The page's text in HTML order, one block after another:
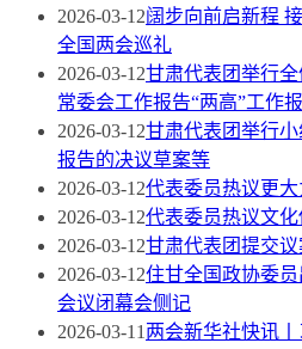
2026-03-12阔步向前启新程
全国两会巡礼
2026-03-12甘肃代表团举行
常委会工作报告“两高”工作
2026-03-12甘肃代表团举行
报告的决议草案等
2026-03-12代表委员热议更
2026-03-12代表委员热议文
2026-03-12甘肃代表团提交
2026-03-12住甘全国政协委
会议闭幕会侧记
2026-03-11两会新华社快讯